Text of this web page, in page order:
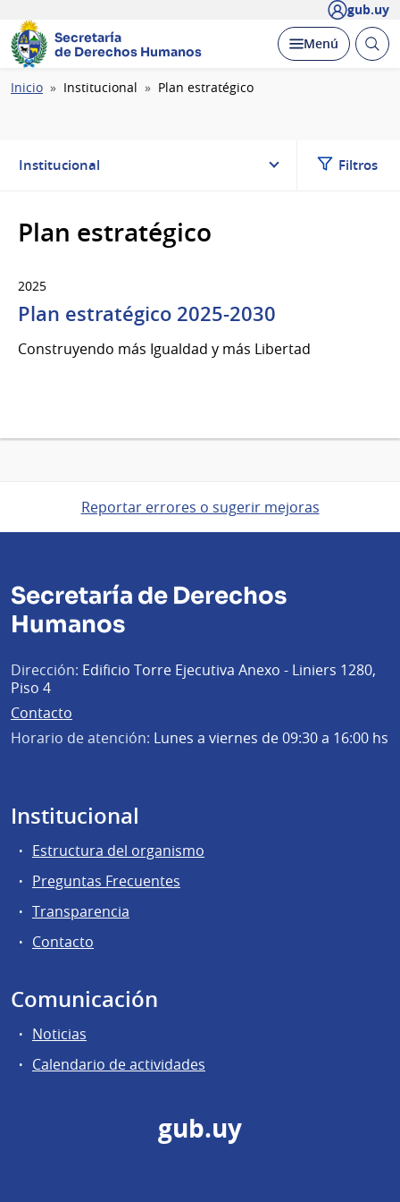
gub.uy
Secretaría
de Derechos Humanos
Desplegar
Menú Abrir
Ruta
Inicio Institucional Plan estratégico
Institucional Filtros
Plan estratégico
2025
Plan estratégico 2025-2030
Construyendo más Igualdad y más Libertad
Reportar errores o sugerir mejoras
Secretaría de Derechos
Humanos
Dirección: Edificio Torre Ejecutiva Anexo - Liniers 1280,
Piso 4
Contacto
Horario de atención: Lunes a viernes de 09:30 a 16:00 hs
Institucional
Estructura del organismo
Preguntas Frecuentes
Transparencia
Contacto
Comunicación
Noticias
Calendario de actividades
gub.uy